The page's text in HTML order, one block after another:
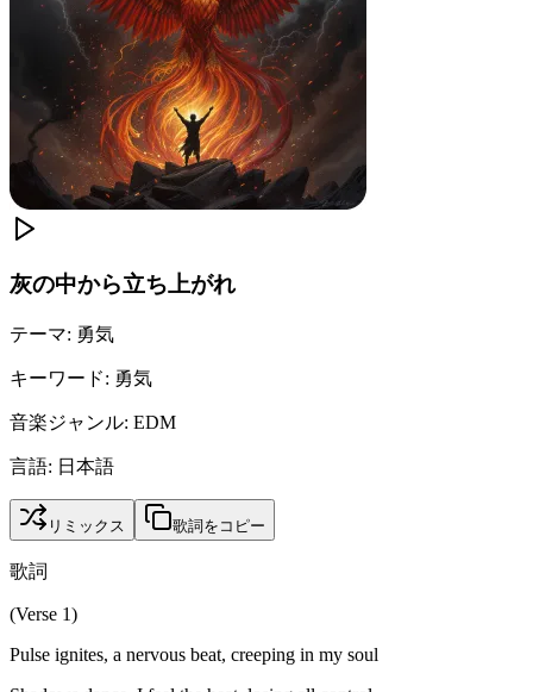
灰の中から立ち上がれ
テーマ: 勇気
キーワード: 勇気
音楽ジャンル: EDM
言語: 日本語
リミックス 歌詞をコピー
歌詞
(Verse 1)
Pulse ignites, a nervous beat, creeping in my soul